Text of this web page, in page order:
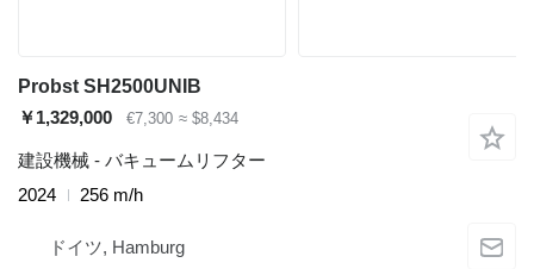
Probst SH2500UNIB
￥1,329,000
€7,300 ≈ $8,434
建設機械 - バキュームリフター
2024
256 m/h
ドイツ, Hamburg